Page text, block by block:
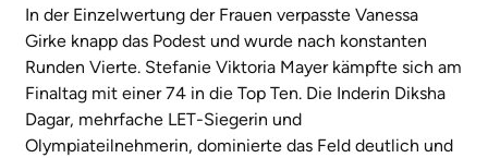
In der Einzelwertung der Frauen verpasste Vanessa
Girke knapp das Podest und wurde nach konstanten
Runden Vierte. Stefanie Viktoria Mayer kämpfte sich am
Finaltag mit einer 74 in die Top Ten. Die Inderin Diksha
Dagar, mehrfache LET-Siegerin und
Olympiateilnehmerin, dominierte das Feld deutlich und